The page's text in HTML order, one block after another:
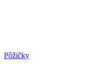
Pôžičky